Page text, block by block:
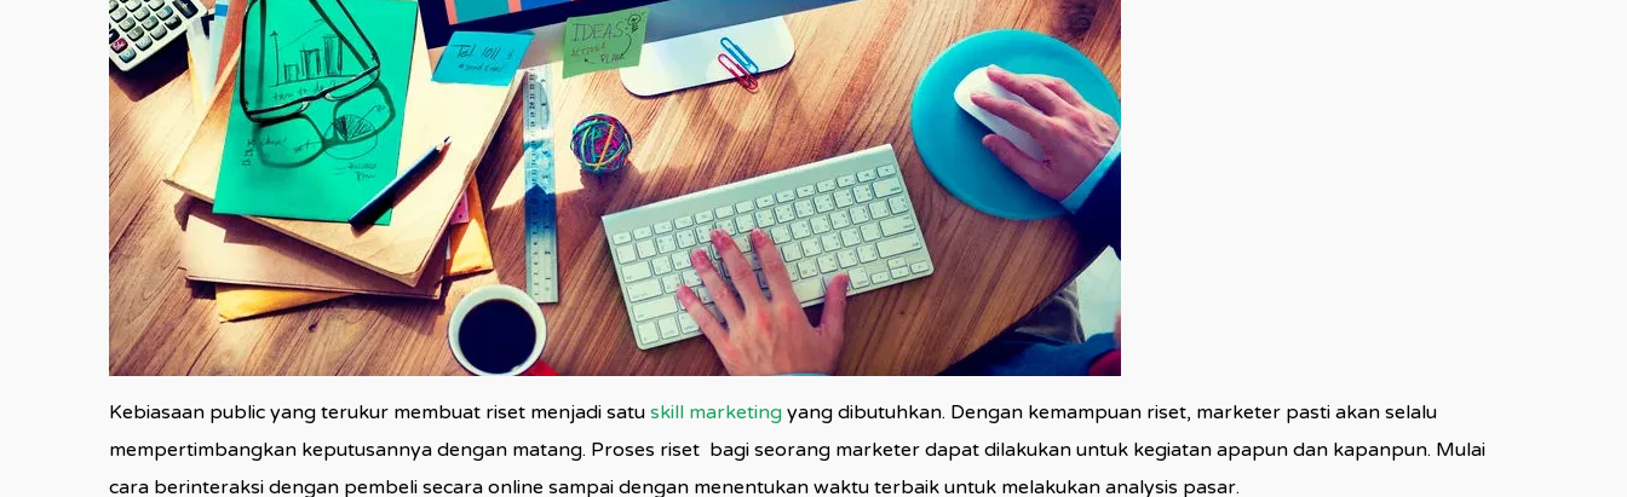
Kebiasaan public yang terukur membuat riset menjadi satu skill marketing yang dibutuhkan. Dengan kemampuan riset, marketer pasti akan selalu
mempertimbangkan keputusannya dengan matang. Proses riset bagi seorang marketer dapat dilakukan untuk kegiatan apapun dan kapanpun. Mulai
cara berinteraksi dengan pembeli secara online sampai dengan menentukan waktu terbaik untuk melakukan analysis pasar.